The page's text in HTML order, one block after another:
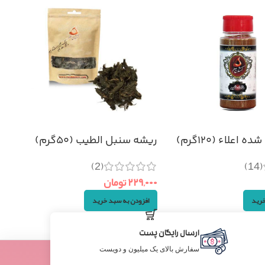
(۱۲۰گرم)
(14)
ریشه سنبل الطیب (۵۰گرم)
(2)
۲۲۹,۰۰۰تومان
افزودن به سبد خرید
ارسال رایگان پست
سفارش بالای یک میلیون و دویست